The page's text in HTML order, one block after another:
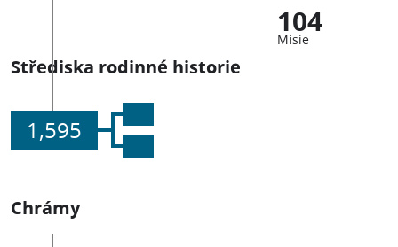
104
Misie
Střediska rodinné historie
1,595
Chrámy